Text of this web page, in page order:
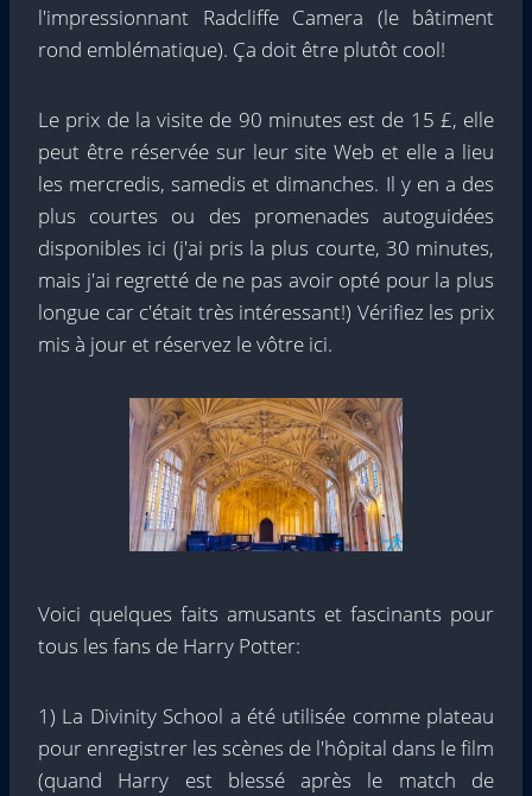
l'impressionnant Radcliffe Camera (le bâtiment
rond emblématique). Ça doit être plutôt cool!
Le prix de la visite de 90 minutes est de 15 £, elle
peut être réservée sur leur site Web et elle a lieu
les mercredis, samedis et dimanches. Il y en a des
plus courtes ou des promenades autoguidées
disponibles ici (j'ai pris la plus courte, 30 minutes,
mais j'ai regretté de ne pas avoir opté pour la plus
longue car c'était très intéressant!) Vérifiez les prix
mis à jour et réservez le vôtre ici.
Voici quelques faits amusants et fascinants pour
tous les fans de Harry Potter:
1) La Divinity School a été utilisée comme plateau
pour enregistrer les scènes de l'hôpital dans le film
(quand Harry est blessé après le match de